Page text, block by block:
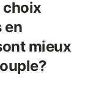
choix
en
mieux